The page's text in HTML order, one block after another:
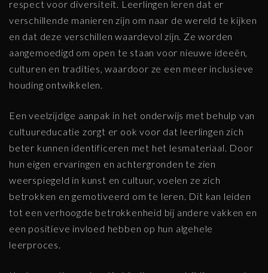
respect voor diversiteit. Leerlingen leren dat er
verschillende manieren zijn om naar de wereld te kijken
en dat deze verschillen waardevol zijn. Ze worden
aangemoedigd om open te staan voor nieuwe ideeën,
culturen en tradities, waardoor ze een meer inclusieve
houding ontwikkelen.
Een veelzijdige aanpak in het onderwijs met behulp van
cultuureducatie zorgt er ook voor dat leerlingen zich
beter kunnen identificeren met het lesmateriaal. Door
hun eigen ervaringen en achtergronden te zien
weerspiegeld in kunst en cultuur, voelen ze zich
betrokken en gemotiveerd om te leren. Dit kan leiden
tot een verhoogde betrokkenheid bij andere vakken en
een positieve invloed hebben op hun algehele
leerproces.